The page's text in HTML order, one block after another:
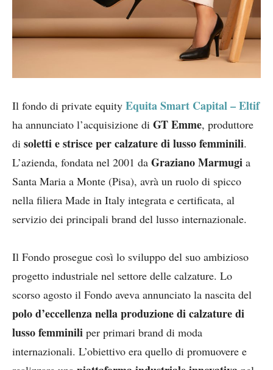
Il fondo di private equity Equita Smart Capital – Eltif
ha annunciato l’acquisizione di GT Emme, produttore
di soletti e strisce per calzature di lusso femminili.
L’azienda, fondata nel 2001 da Graziano Marmugi a
Santa Maria a Monte (Pisa), avrà un ruolo di spicco
nella filiera Made in Italy integrata e certificata, al
servizio dei principali brand del lusso internazionale.
Il Fondo prosegue così lo sviluppo del suo ambizioso
progetto industriale nel settore delle calzature. Lo
scorso agosto il Fondo aveva annunciato la nascita del
polo d’eccellenza nella produzione di calzature di
lusso femminili per primari brand di moda
internazionali. L’obiettivo era quello di promuovere e